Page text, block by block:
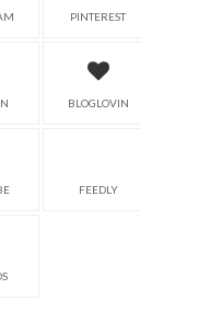
PINTEREST
BLOGLOVIN
FEEDLY